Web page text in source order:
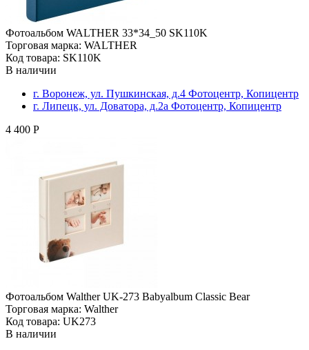
Фотоальбом WALTHER 33*34_50 SK110K
Торговая марка: WALTHER
Код товара: SK110K
В наличии
г. Воронеж, ул. Пушкинская, д.4 Фотоцентр, Копицентр
г. Липецк, ул. Доватора, д.2а Фотоцентр, Копицентр
4 400 Р
Фотоальбом Walther UK-273 Babyalbum Classic Bear
Торговая марка: Walther
Код товара: UK273
В наличии